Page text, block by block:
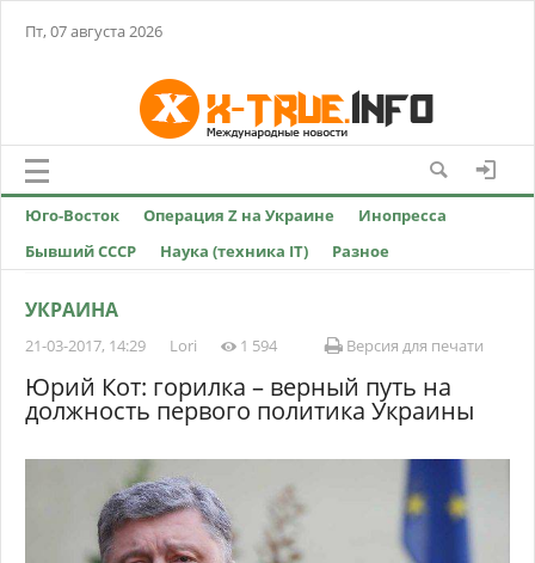
Пт, 07 августа 2026
Юго-Восток Операция Z на Украине
Инопресса
Бывший СССР
Наука (техника IT) Разное
УКРАИНА
21-03-2017, 14:29 Lori 1 594 Версия для печати
Юрий Кот: горилка – верный путь на
должность первого политика Украины